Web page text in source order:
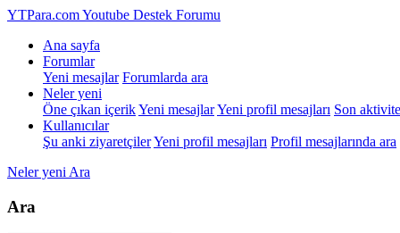
YTPara.comYoutube Destek Forumu
Ana sayfa
Forumlar
Yeni mesajlar Forumlarda ara
Neler yeni
Öne çıkan içerikYeni mesajlarYeni profil mesajları Son
Kullanıcılar
Şu anki ziyaretçilerYeni profil mesajları Profil mesajlarında ara
Neler yeni Ara
Ara